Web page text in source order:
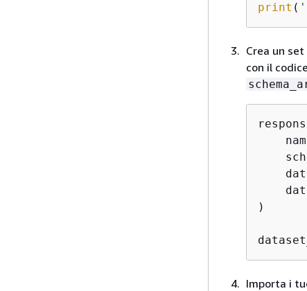
print (
Crea un
con il
)
Importa i